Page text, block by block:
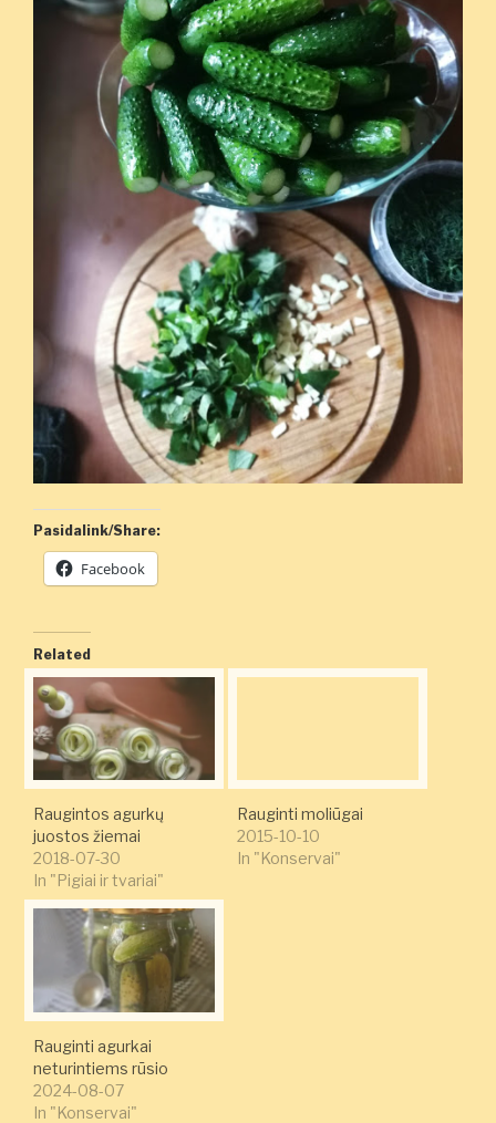
Pasidalink/Share:
Facebook
Related
Raugintos agurkų
juostos žiemai
2018-07-30
In "Pigiai ir tvariai"
Rauginti moliūgai
2015-10-10
In "Konservai"
Rauginti agurkai
neturintiems rūsio
2024-08-07
In "Konservai"